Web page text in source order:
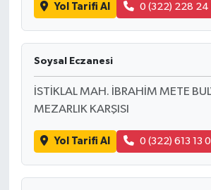
Yol Tarifi Al 0 (322) 228 24
Soysal Eczanesi
İSTİKLAL MAH. İBRAHİM METE
MEZARLIK KARŞISI
Yol Tarifi Al 0 (322) 613 13